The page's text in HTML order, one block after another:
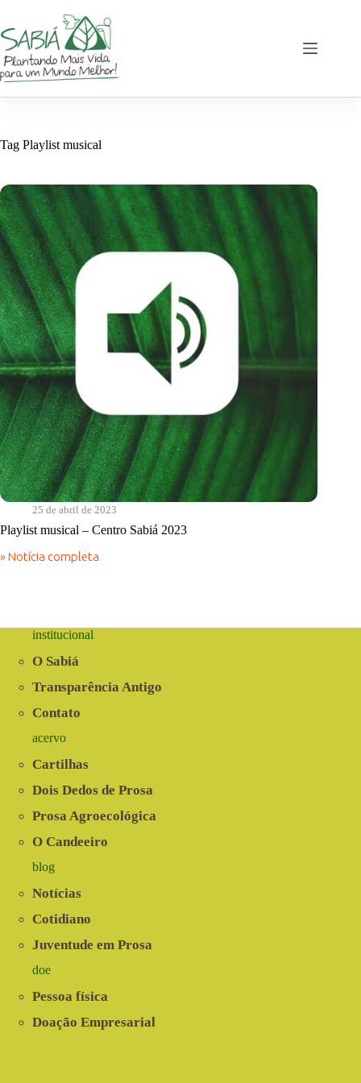
o
conteúdo
Tag Playlist musical
25 de abril de 2023
Playlist musical – Centro Sabiá 2023
» Notícia completa
Playlist
2023 institucional
O Sabiá
Transparência Antigo
Contato
acervo
Cartilhas
Dois Dedos de Prosa
Prosa Agroecológica
O Candeeiro
blog
Notícias
Cotidiano
Juventude em Prosa
doe
Pessoa física
Doação Empresarial